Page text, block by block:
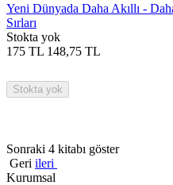
Yeni Dünyada Daha Akıllı -
Sırları
Stokta yok
175 TL 148,75 TL
Stokta yok
Sonraki 4 kitabı göster
Geri ileri
Kurumsal